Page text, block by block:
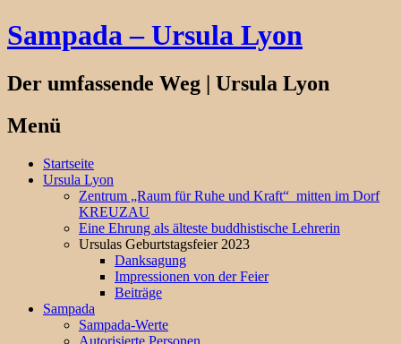
Sampada – Ursula Lyon
Der umfassende Weg | Ursula Lyon
Menü
Springe
zum
Startseite
Ursula Lyon
Zentrum „Raum für Ruhe und Kraft“ mitten im Dorf
KREUZAU
Eine Ehrung als älteste buddhistische Lehrerin
Ursulas Geburtstagsfeier 2023
Danksagung
Impressionen von der Feier
Beiträge
Sampada
Sampada-Werte
Autorisierte Personen